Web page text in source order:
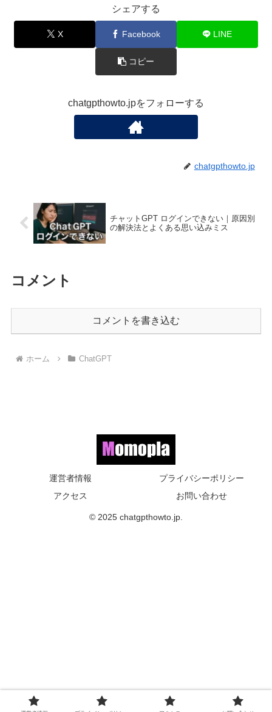
シェアする
X Facebook LINE
コピー
chatgpthowto.jpをフォローする
chatgpthowto.jp
チャットGPT ログインできない｜原因別
の解決法とよくある思い込みミス
コメント
コメントを書き込む
ホーム ChatGPT
運営者情報
プライバシーポリシー
アクセス
お問い合わせ
© 2025 chatgpthowto.jp.